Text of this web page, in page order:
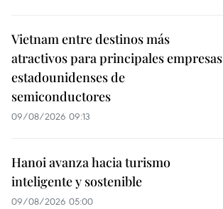
Vietnam entre destinos más
atractivos para principales empresas
estadounidenses de
semiconductores
09/08/2026 09:13
Hanoi avanza hacia turismo
inteligente y sostenible
09/08/2026 05:00